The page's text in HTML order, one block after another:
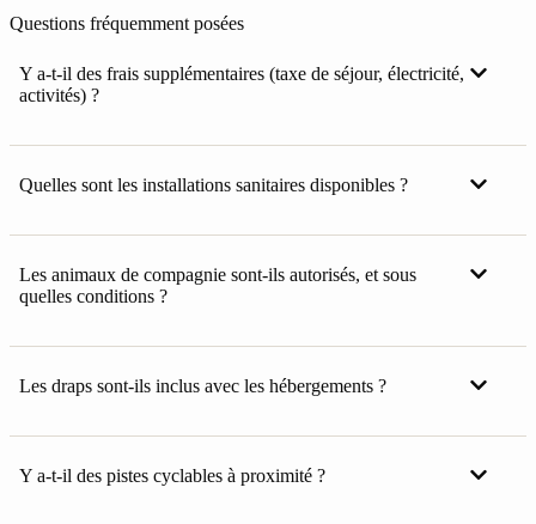
Questions fréquemment posées
Y a-t-il des frais supplémentaires (taxe de séjour, électricité,
activités) ?
Quelles sont les installations sanitaires disponibles ?
Les animaux de compagnie sont-ils autorisés, et sous
quelles conditions ?
Les draps sont-ils inclus avec les hébergements ?
Y a-t-il des pistes cyclables à proximité ?